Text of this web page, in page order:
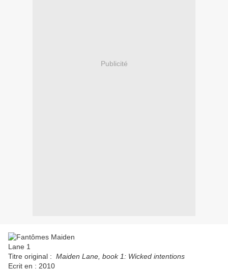
Publicité
Titre original : Maiden Lane, book 1: Wicked intentions
Ecrit en : 2010